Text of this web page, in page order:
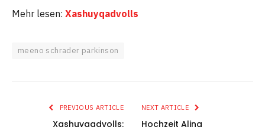
Mehr lesen: Xashuyqadvolls
meeno schrader parkinson
PREVIOUS ARTICLE
Xashuyqadvolls:
NEXT ARTICLE
Hochzeit Alina